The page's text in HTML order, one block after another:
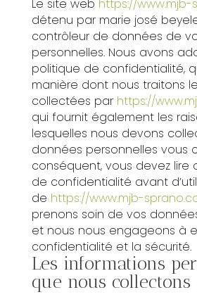
Le site web https://www.mjb-
détenu par marie josé
contrôleur de données de
personnelles. Nous avons
politique de confidentialité,
manière dont nous traitons
collectées par https://
qui fournit également les
lesquelles nous devons
données personnelles vous
conséquent, vous devez lire
de confidentialité avant
de https://www.mjb-
prenons soin de vos
et nous nous engageons à
confidentialité et la sécurité.
Les informations
que nous collectons